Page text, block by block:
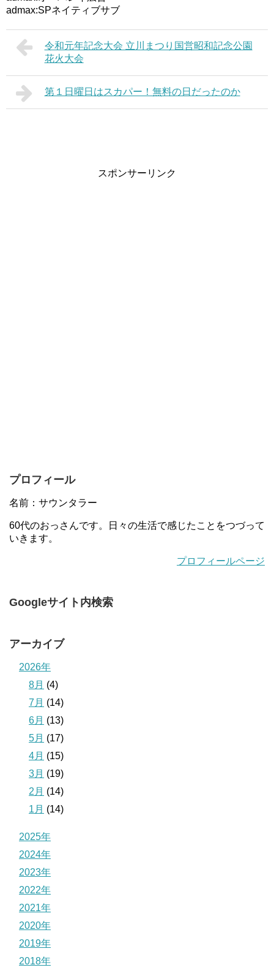
admax:SPネイティブサブ
令和元年記念大会 立川まつり国営昭和記念公園
花火大会
第１日曜日はスカパー！無料の日だったのか
スポンサーリンク
プロフィール
名前：サウンタラー
60代のおっさんです。日々の生活で感じたことをつづって
いきます。
プロフィールページ
Googleサイト内検索
アーカイブ
2026年
8月 (4)
7月 (14)
6月 (13)
5月 (17)
4月 (15)
3月 (19)
2月 (14)
1月 (14)
2025年
2024年
2023年
2022年
2021年
2020年
2019年
2018年